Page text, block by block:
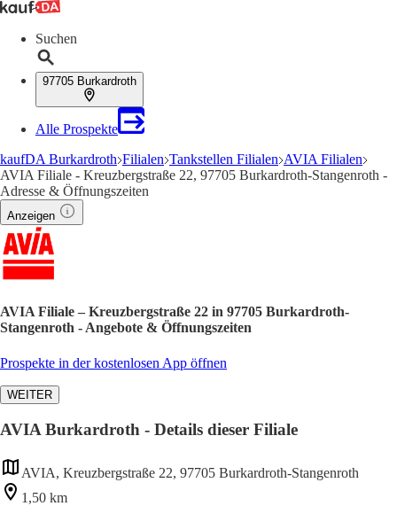
Suchen
97705 Burkardroth
Alle Prospekte
kaufDA Burkardroth Filialen Tankstellen Filialen AVIA Filialen
AVIA Filiale - Kreuzbergstraße 22, 97705 Burkardroth-Stangenroth -
Adresse & Öffnungszeiten
Anzeigen
AVIA Filiale – Kreuzbergstraße 22 in 97705 Burkardroth-
Stangenroth - Angebote & Öffnungszeiten
Prospekte in der kostenlosen App öffnen
WEITER
AVIA Burkardroth - Details dieser Filiale
AVIA, Kreuzbergstraße 22, 97705 Burkardroth-Stangenroth
1,50 km